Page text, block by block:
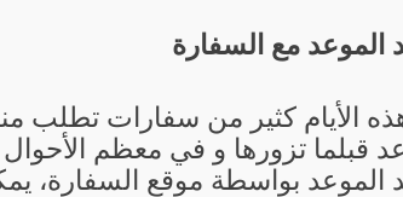
الموعد مع السفارة
الأيام كثير من سفارات تطلب
قبلما تزورها و في معظم
الموعد بواسطة موقع السفارة،